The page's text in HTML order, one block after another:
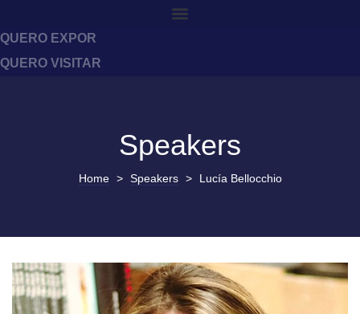
QUERO EXPOR
QUERO VISITAR
Speakers
Home > Speakers > Lucía Bellocchio